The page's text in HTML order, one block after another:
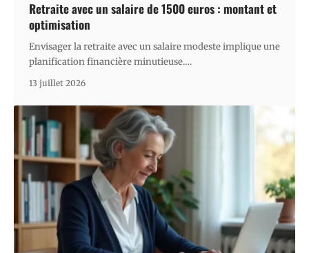
Retraite avec un salaire de 1500 euros : montant et
optimisation
Envisager la retraite avec un salaire modeste implique une
planification financière minutieuse.…
13 juillet 2026